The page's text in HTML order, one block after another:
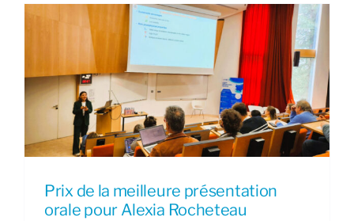
Prix de la meilleure présentation
orale pour Alexia Rocheteau